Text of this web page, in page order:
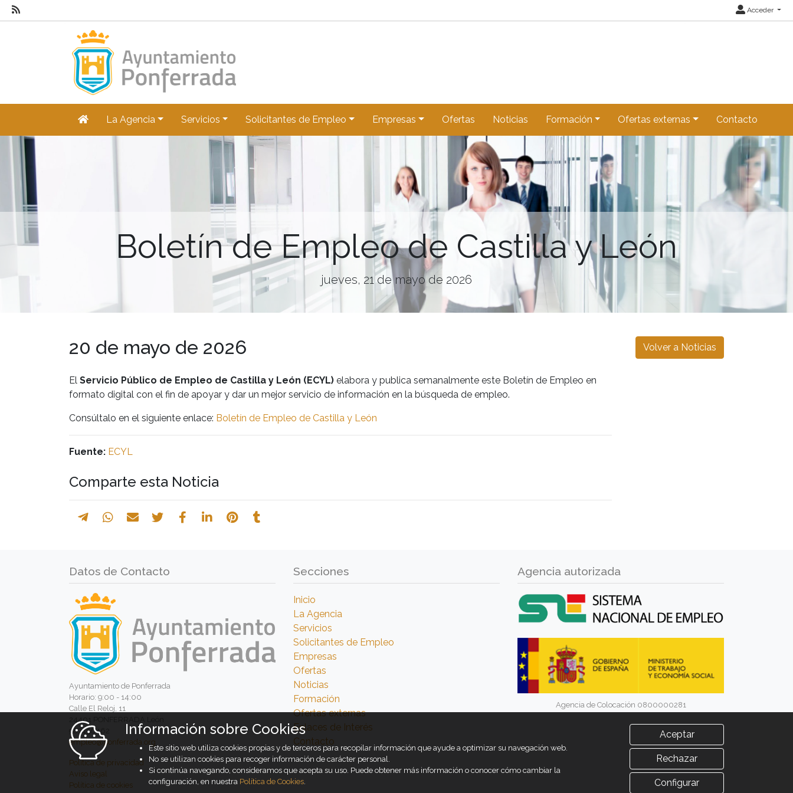
Acceder
La Agencia Servicios Solicitantes de Empleo Empresas Ofertas Noticias Formación Ofertas externas Contacto
Boletín de Empleo de Castilla y León
jueves, 21 de mayo de 2026
20 de mayo de 2026
El Servicio Público de Empleo de Castilla y León (ECYL) elabora y publica semanalmente este Boletín de Empleo en
formato digital con el fin de apoyar y dar un mejor servicio de información en la búsqueda de empleo.
Consúltalo en el siguiente enlace: Boletín de Empleo de Castilla y León
Fuente: ECYL
Comparte esta Noticia
Volver a Noticias
Datos de Contacto
Ayuntamiento de Ponferrada
Horario: 9:00 - 14:00
Calle El Reloj, 11
24401 PONFERRADA León
987456462
empleo@ponferrada.org
Política de privacidad
Aviso legal
Política de cookies
Secciones
Inicio
La Agencia
Servicios
Solicitantes de Empleo
Empresas
Ofertas
Noticias
Formación
Ofertas externas
Enlaces de Interés
Contacto
Agencia autorizada
Agencia de Colocación 0800000281
Información sobre Cookies
Este sitio web utiliza cookies propias y de terceros para recopilar información que ayude a optimizar su navegación web.
No se utilizan cookies para recoger información de carácter personal.
Si continúa navegando, consideramos que acepta su uso. Puede obtener más información o conocer cómo cambiar la
configuración, en nuestra Política de Cookies.
Aceptar
Rechazar
Configurar